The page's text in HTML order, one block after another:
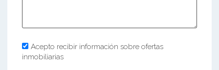
Acepto recibir información sobre ofertas
inmobiliarias